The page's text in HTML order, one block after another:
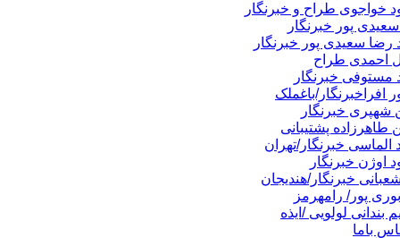
خواجوی طراح و خبرنگار
پور خبرنگار
رضا سعیدی پور خبرنگار
احمدی طراح
مستوفی خبرنگار
افراخبرنگار/باغملک
شهپری خبرنگار
طاهرزاده پشتیبانی
الماسی خبرنگار/تهران
اوژن خبرنگار
خبرنگار/هندیجان
پور/ رامهرمز
بندانی لولویی /ایذه
باما